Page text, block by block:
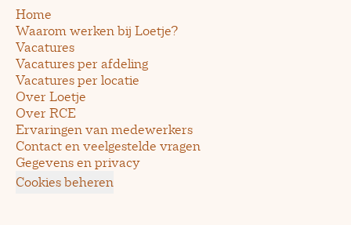
Home
Waarom werken bij Loetje?
Vacatures
Vacatures per afdeling
Vacatures per locatie
Over Loetje
Over RCE
Ervaringen van medewerkers
Contact en veelgestelde vragen
Gegevens en privacy
Cookies beheren